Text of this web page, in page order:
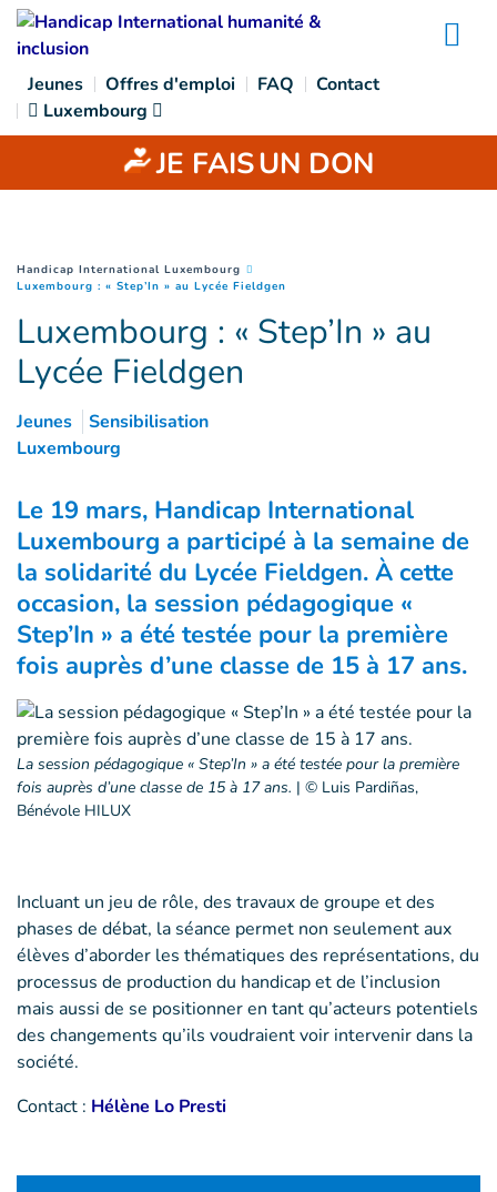
Goto main content
Jeunes Offres d'emploi FAQ
Contact
Luxembourg
JE FAISUN DON
You are here :
Handicap International Luxembourg
Luxembourg : « Step’In » au Lycée Fieldgen
Luxembourg : « Step’In » au
Lycée Fieldgen
Jeunes
Sensibilisation
Luxembourg
Le 19 mars, Handicap International
Luxembourg a participé à la semaine de
la solidarité du Lycée Fieldgen. À cette
occasion, la session pédagogique «
Step’In » a été testée pour la première
fois auprès d’une classe de 15 à 17 ans.
La session pédagogique « Step’In » a été testée pour la première
fois auprès d’une classe de 15 à 17 ans. | © Luis Pardiñas,
Bénévole HILUX
Incluant un jeu de rôle, des travaux de groupe et des
phases de débat, la séance permet non seulement aux
élèves d’aborder les thématiques des représentations, du
processus de production du handicap et de l’inclusion
mais aussi de se positionner en tant qu’acteurs potentiels
des changements qu’ils voudraient voir intervenir dans la
société.
Contact : Hélène Lo Presti